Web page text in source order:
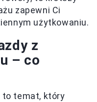
zapewni Ci
użytkowaniu.
z
– co
to temat, który